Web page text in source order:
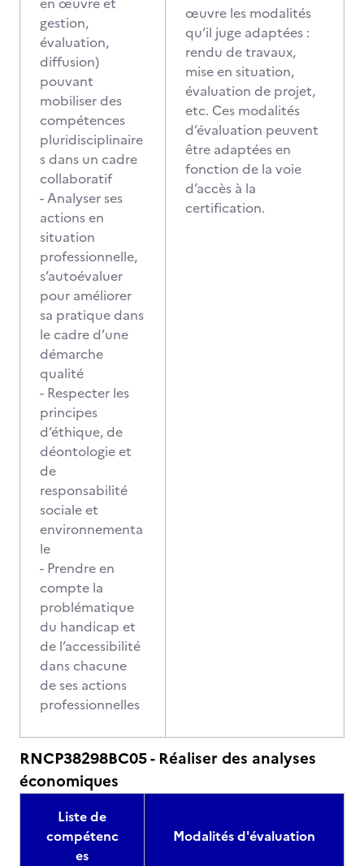
gestion,
évaluation,
diffusion)
pouvant
mobiliser des
compétences
pluridisciplinaire
s dans un cadre
collaboratif
- Analyser ses
actions en
situation
professionnelle,
s’autoévaluer
pour améliorer
sa pratique dans
le cadre d’une
démarche
qualité
- Respecter les
principes
d’éthique, de
déontologie et
de
responsabilité
sociale et
environnementa
le
- Prendre en
compte la
problématique
du handicap et
de l’accessibilité
dans chacune
de ses actions
professionnelles
œuvre les modalités
qu’il juge adaptées :
rendu de travaux,
mise en situation,
évaluation de projet,
etc. Ces modalités
d’évaluation peuvent
être adaptées en
fonction de la voie
d’accès à la
certification.
RNCP38298BC05 - Réaliser des analyses
économiques
Liste de
compétenc
es
Modalités d'évaluation